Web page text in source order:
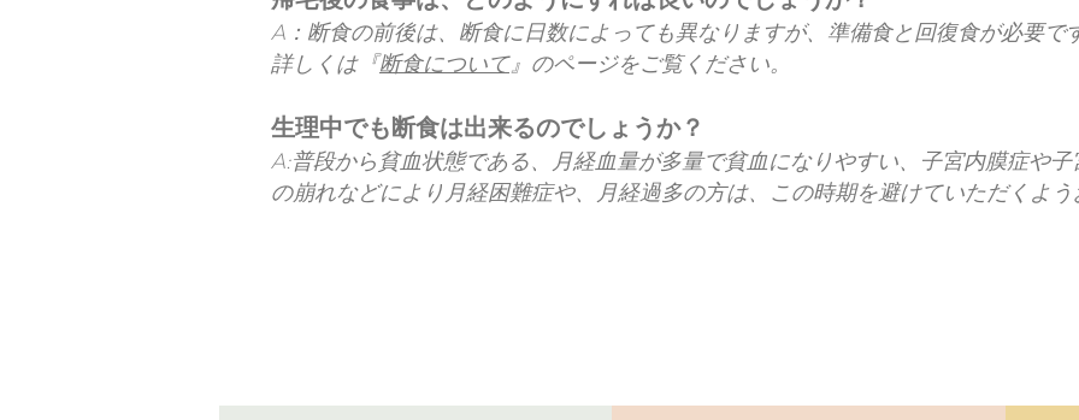
A：断食の前後は、断食に日数によっても異なりますが、準備食と回復食が必要です
詳しくは『断食について』のページをご覧ください。
生理中でも断食は出来るのでしょうか？
A:普段から貧血状態である、月経血量が多量で貧血になりやすい、子宮内膜症や
の崩れなどにより月経困難症や、月経過多の方は、この時期を避けていただくよう